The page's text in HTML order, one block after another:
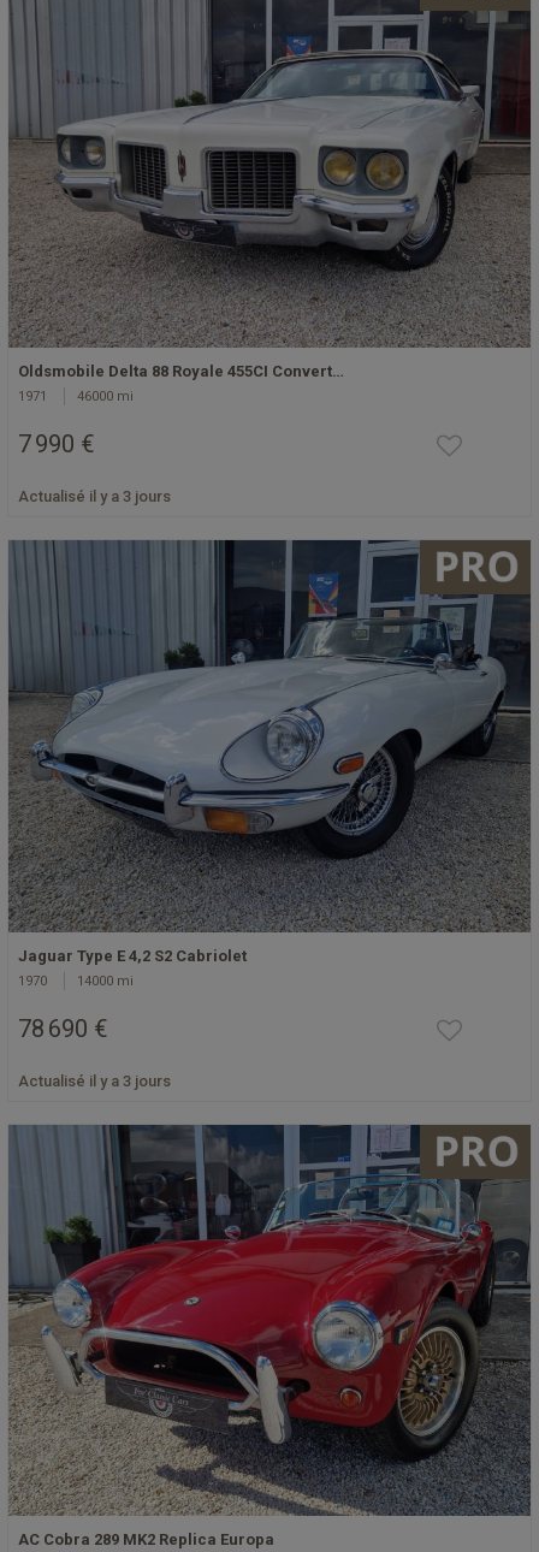
Oldsmobile Delta 88 Royale 455CI Convert…
1971 46000 mi
7 990 €
Actualisé il y a 3 jours
Jaguar Type E 4,2 S2 Cabriolet
1970 14000 mi
78 690 €
Actualisé il y a 3 jours
AC Cobra 289 MK2 Replica Europa